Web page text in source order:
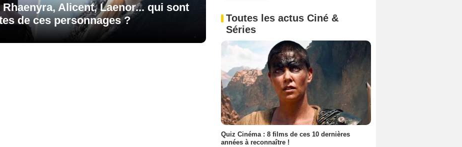
Alicent, Laenor... qui sont
de ces personnages ?
Toutes les actus Ciné &
Séries
Quiz Cinéma : 8 films de ces 10 dernières
années à reconnaître !